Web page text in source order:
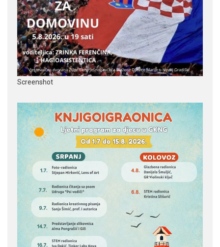
Screenshot